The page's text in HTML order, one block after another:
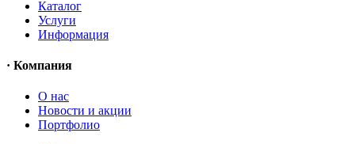
Каталог
Услуги
Информация
· Компания
O нас
Новости и акции
Портфолио